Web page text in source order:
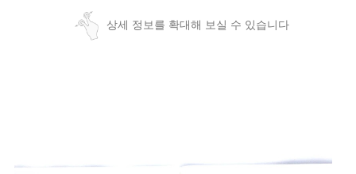
상세 정보를 확대해 보실 수 있습니다